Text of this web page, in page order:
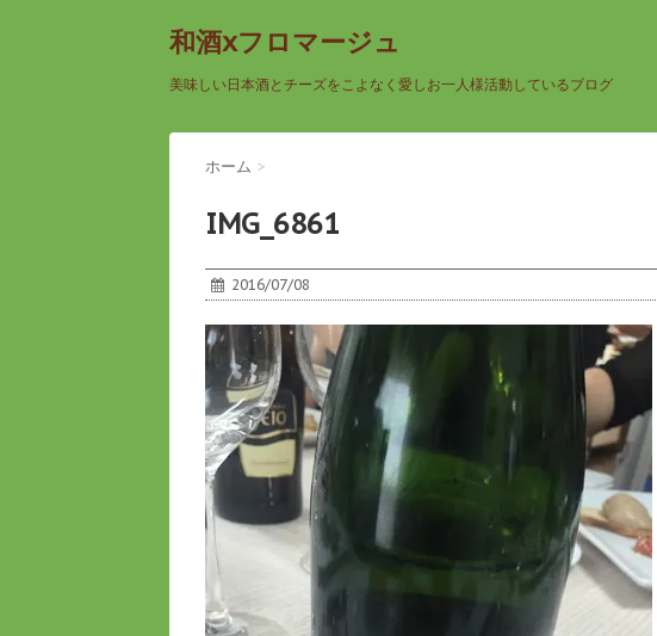
和酒xフロマージュ
美味しい日本酒とチーズをこよなく愛しお一人様活動しているブログ
ホーム >
IMG_6861
2016/07/08